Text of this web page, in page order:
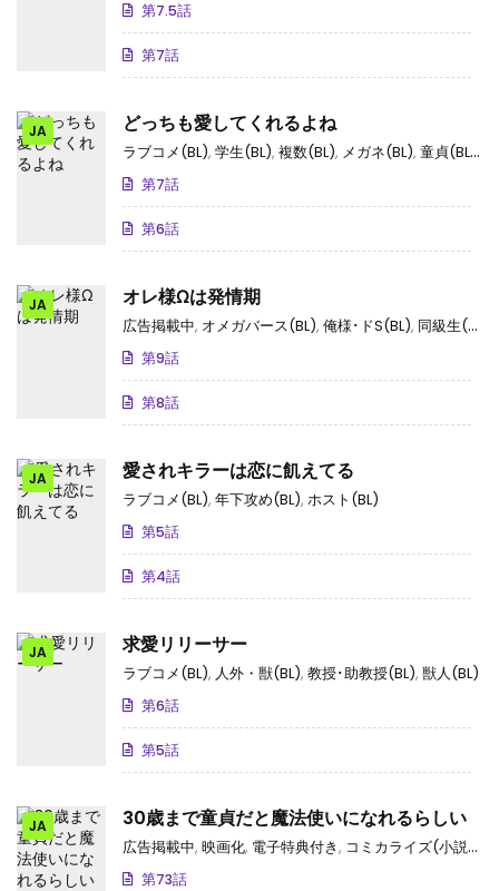
第7.5話
第7話
JA どっちも愛してくれるよね
ラブコメ(BL), 学生(BL), 複数(BL), メガネ(BL), 童貞(BL) ,
第7話
第6話
JA オレ様Ωは発情期
広告掲載中, オメガバース(BL), 俺様･ドS(BL), 同級生(BL)
第9話
第8話
JA 愛されキラーは恋に飢えてる
ラブコメ(BL), 年下攻め(BL), ホスト(BL)
第5話
第4話
JA 求愛リリーサー
ラブコメ(BL), 人外・獣(BL), 教授･助教授(BL), 獣人(BL)
第6話
第5話
JA 30歳まで童貞だと魔法使いになれるらしい
広告掲載中, 映画化, 電子特典付き, コミカライズ(小説・ゲーム)
第73話